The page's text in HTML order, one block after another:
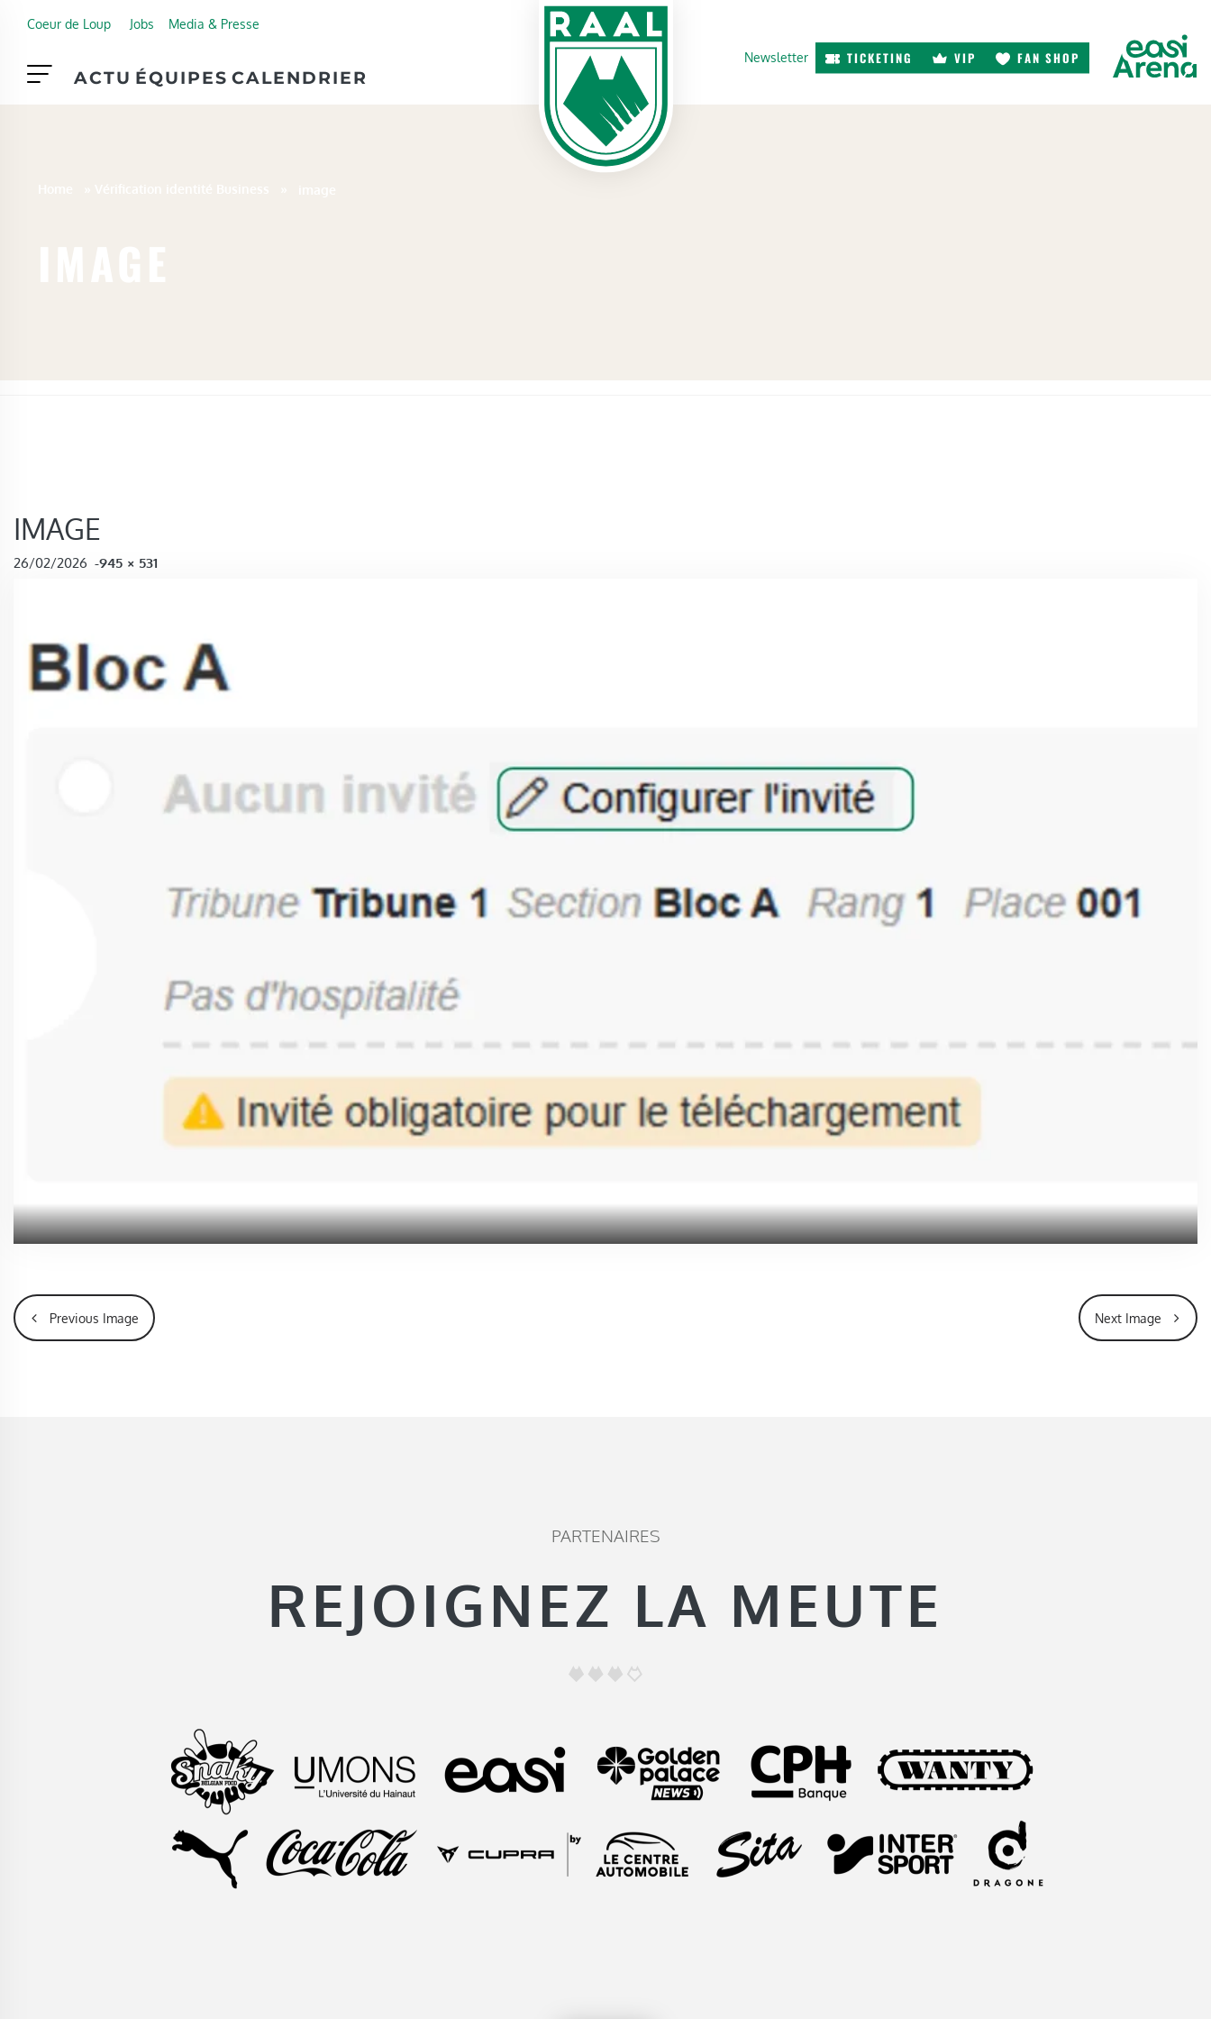
Coeur de Loup Jobs Media & Presse
Newsletter TICKETING VIP FAN SHOP
ACTU ÉQUIPES CALENDRIER
IMAGE
26/02/2026 -FULL SIZE
945 × 531
Previous Image Next Image
PARTENAIRES
REJOIGNEZ LA MEUTE